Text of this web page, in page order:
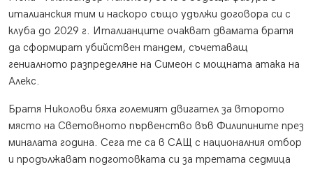
италианския тим и наскоро също удължи договора си с
клуба до 2029 г. Италианците очакват двамата братя
да сформират убийствен тандем, съчетаващ
гениалното разпределяне на Симеон с мощната атака на
Алекс.
Братя Николови бяха големият двигател за второто
място на Световното първенство във Филипините през
миналата година. Сега те са в САЩ с националния отбор
и продължават подготовката си за третата седмица